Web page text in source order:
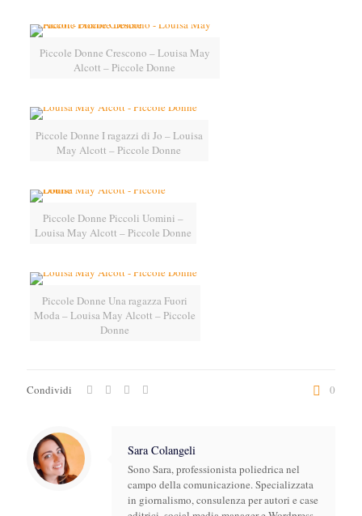
Piccole Donne Crescono – Louisa May
Alcott – Piccole Donne
Piccole Donne I ragazzi di Jo – Louisa
May Alcott – Piccole Donne
Piccole Donne Piccoli Uomini –
Louisa May Alcott – Piccole Donne
Piccole Donne Una ragazza Fuori
Moda – Louisa May Alcott – Piccole
Donne
Condividi 0
Sara Colangeli
Sono Sara, professionista poliedrica nel
campo della comunicazione. Specializzata
in giornalismo, consulenza per autori e case